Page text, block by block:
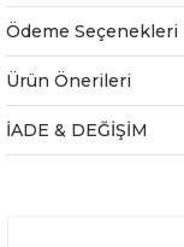
Ödeme Seçenekleri
Ürün Önerileri
İADE & DEĞİŞİM